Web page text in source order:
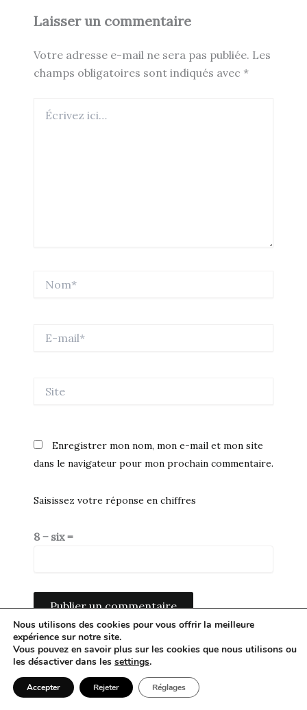
Laisser un commentaire
Votre adresse e-mail ne sera pas publiée. Les
champs obligatoires sont indiqués avec *
ici…
mail*
Enregistrer mon nom, mon e-mail et mon site
dans le navigateur pour mon prochain commentaire.
Saisissez votre réponse en chiffres
8 − six =
Alternative:
Nous utilisons des cookies pour vous offrir la meilleure
expérience sur notre site.
Vous pouvez en savoir plus sur les cookies que nous utilisons ou
les désactiver dans les settings.
Accepter Rejeter Réglages